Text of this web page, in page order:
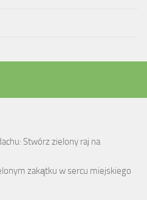
Stwórz zielony raj na
zakątku w sercu miejskiego